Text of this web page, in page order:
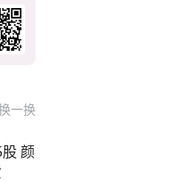
一换